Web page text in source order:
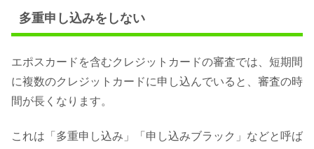
多重申し込みをしない
エポスカードを含むクレジットカードの審査では、短期間
に複数のクレジットカードに申し込んでいると、審査の時
間が長くなります。
これは「多重申し込み」「申し込みブラック」などと呼ば